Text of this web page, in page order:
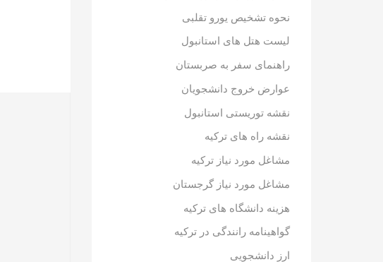
نحوه تشخیص یورو تقلبی
لیست هتل های استانبول
راهنمای سفر به صربستان
عوارض خروج دانشجویان
نقشه توریستی استانبول
نقشه راه های ترکیه
مشاغل مورد نیاز ترکیه
مشاغل مورد نیاز گرجستان
هزینه دانشگاه های ترکیه
گواهینامه رانندگی در ترکیه
ارز دانشجویی